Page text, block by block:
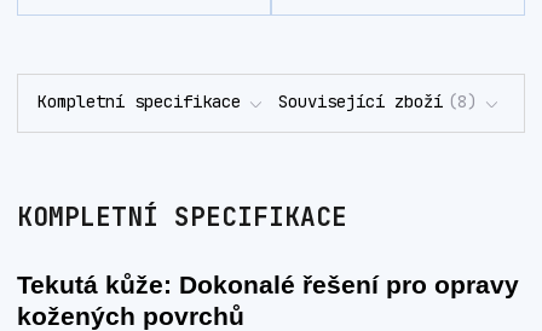
Kompletní specifikace Související zboží 8
KOMPLETNÍ SPECIFIKACE
Tekutá kůže: Dokonalé řešení pro opravy
kožených povrchů